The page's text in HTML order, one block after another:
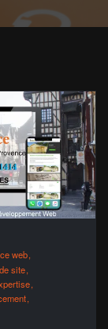
web
site